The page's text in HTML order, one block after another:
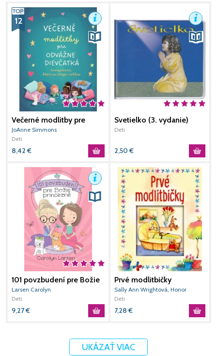
12
Večerné modlitby pre
odvážne dievčatká
JoAnne Simmons
Deti
8,42 €
Svetielko (3. vydanie)
Deti
2,50 €
101 povzbudení pre Božie
princezné
Larsen Carolyn
Deti
9,27€
Prvé modlitbičky
Sally Ann Wrightová, Honor
Ayresová
Deti
7,28 €
UKÁZAŤ VIAC